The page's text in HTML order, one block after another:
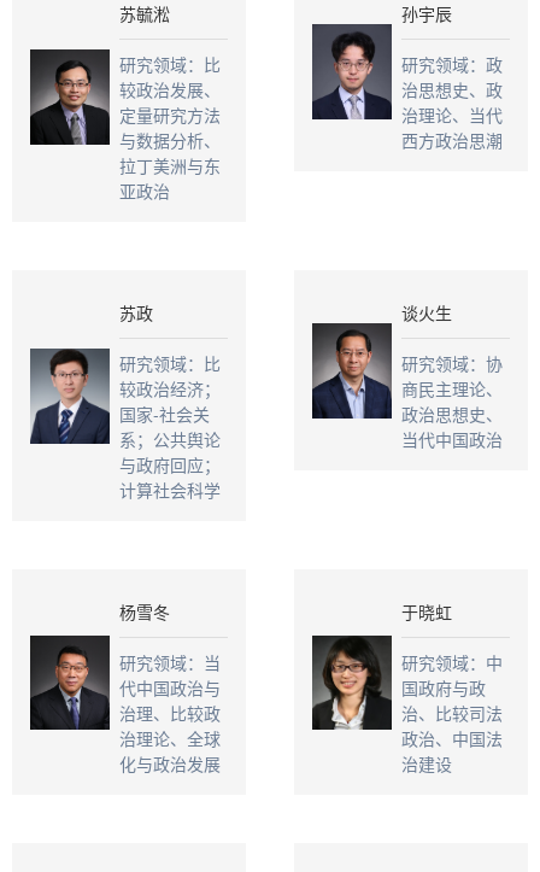
苏毓淞
研究领域：比
较政治发展、
定量研究方法
与数据分析、
拉丁美洲与东
亚政治
孙宇辰
研究领域：政
治思想史、政
治理论、当代
西方政治思潮
苏政
研究领域：比
较政治经济；
国家-社会关
系；公共舆论
与政府回应；
计算社会科学
谈火生
研究领域：协
商民主理论、
政治思想史、
当代中国政治
杨雪冬
研究领域：当
代中国政治与
治理、比较政
治理论、全球
化与政治发展
于晓虹
研究领域：中
国政府与政
治、比较司法
政治、中国法
治建设